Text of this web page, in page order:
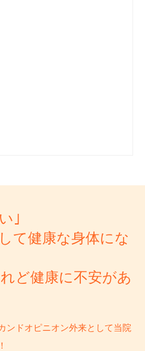
｣
て健康な身体にな
ど健康に不安があ
ンドオピニオン外来として当院